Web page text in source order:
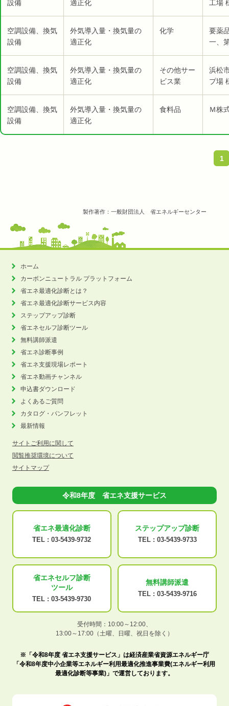
設備
適正化
工場
空調設備、換気
設備
外気導入量・換気量の
適正化
化学
要薬
一、
空調設備、換気
設備
外気導入量・換気量の
適正化
その他サー
ビス業
浜松
プ場
空調設備、換気
設備
外気導入量・換気量の
適正化
食料品 Ｍ株
1
製作著作：一般財団法人 省エネルギーセンター
ホーム
カーボンニュートラル プラットフォーム
省エネ最適化診断とは？
省エネ最適化診断サービス内容
ステップアップ診断
省エネセルフ診断ツール
無料講師派遣
省エネ診断事例
省エネ支援現場レポート
省エネ動画チャンネル
申込書ダウンロード
よくあるご質問
カタログ・パンフレット
最新情報
サイトご利用に関して
閲覧推奨環境について
サイトマップ
令和8年度 省エネ支援サービス
省エネ最適化診断
TEL : 03-5439-9732
ステップアップ診断
TEL : 03-5439-9733
省エネセルフ診断
ツール
TEL : 03-5439-9730
無料講師派遣
TEL : 03-5439-9716
受付時間：10:00～12:00、
13:00～17:00（土曜、日曜、祝日を除く）
※「令和8年度 省エネ支援サービス」は経済産業省資源エネルギー庁
「令和8年度中小企業等エネルギー利用最適化推進事業費(エネルギー利用
最適化診断等事業)」で運営しております。